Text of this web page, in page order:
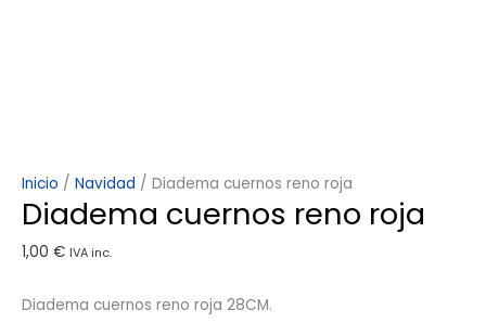
Inicio / Navidad / Diadema cuernos reno roja
Diadema cuernos reno roja
1,00 € IVA inc.
Diadema cuernos reno roja 28CM.